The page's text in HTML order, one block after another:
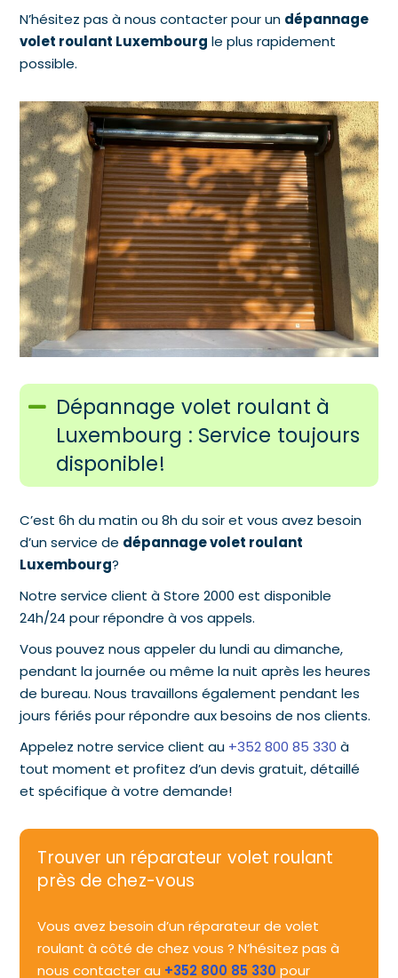
N’hésitez pas à nous contacter pour un dépannage
volet roulant Luxembourg le plus rapidement
possible.
Dépannage volet roulant à
Luxembourg : Service toujours
disponible!
C’est 6h du matin ou 8h du soir et vous avez besoin
d’un service de dépannage volet roulant
Luxembourg?
Notre service client à Store 2000 est disponible
24h/24 pour répondre à vos appels.
Vous pouvez nous appeler du lundi au dimanche,
pendant la journée ou même la nuit après les heures
de bureau. Nous travaillons également pendant les
jours fériés pour répondre aux besoins de nos clients.
Appelez notre service client au +352 800 85 330 à
tout moment et profitez d’un devis gratuit, détaillé
et spécifique à votre demande!
Trouver un réparateur volet roulant
près de chez-vous
Vous avez besoin d’un réparateur de volet
roulant à côté de chez vous ? N’hésitez pas à
nous contacter au +352 800 85 330pour